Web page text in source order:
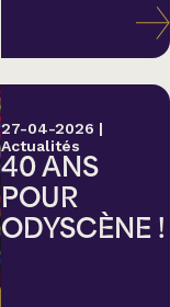
27-04-2026 |
Actualités
40 ANS
POUR
ODYSCÈNE !